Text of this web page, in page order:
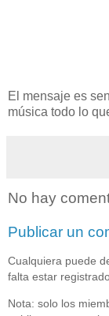
El mensaje es
música todo lo
No hay
Publicar un
Cualquiera puede
falta estar
Nota: solo los